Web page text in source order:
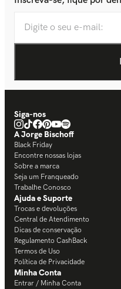
Siga-nos
A Jorge Bischoff
Black Friday
Encontre nossas lojas
Sobre a marca
Seja um Franqueado
Trabalhe Conosco
Ajuda e Suporte
Trocas e devoluções
Central de Atendimento
Dicas de conservação
Regulamento CashBack
Termos de Uso
Política de Privacidade
Minha Conta
Entrar / Minha Conta